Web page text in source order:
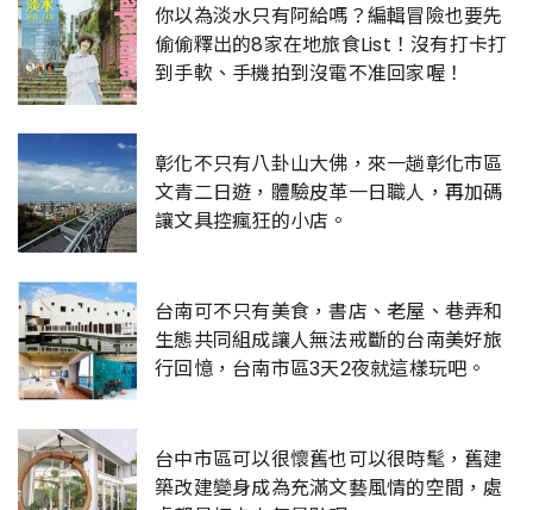
你以為淡水只有阿給嗎？編輯冒險也要先
偷偷釋出的8家在地旅食List！沒有打卡打
到手軟、手機拍到沒電不准回家喔！
彰化不只有八卦山大佛，來一趟彰化市區
文青二日遊，體驗皮革一日職人，再加碼
讓文具控瘋狂的小店。
台南可不只有美食，書店、老屋、巷弄和
生態共同組成讓人無法戒斷的台南美好旅
行回憶，台南市區3天2夜就這樣玩吧。
台中市區可以很懷舊也可以很時髦，舊建
築改建變身成為充滿文藝風情的空間，處